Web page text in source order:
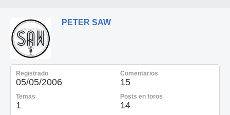
PETER SAW
Registrado
05/05/2006
Comentarios
15
Temas
1
Posts en foros
14